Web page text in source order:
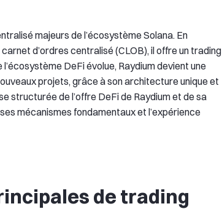
majeurs de l’écosystème Solana. En
d’ordres centralisé (CLOB), il offre un trading
DeFi évolue, Raydium devient une
projets, grâce à son architecture unique et
structurée de l’offre DeFi de Raydium et de sa
mécanismes fondamentaux et l’expérience
de trading